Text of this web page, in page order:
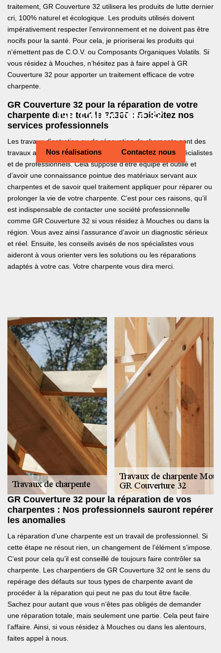
GR Couverture 32
Nos réalisations Contactez nous
traitement, GR Couverture 32 utilisera les produits de lutte dernier
cri, 100% naturel et écologique. Les produits utilisés doivent
impérativement respecter l’environnement et ne doivent pas être
nocifs pour la santé. Pour cela, je prioriserai les produits qui
n'émettent pas de C.O.V. ou Composants Organiques Volatils. Si
vous résidez à Mouches, n’hésitez pas à faire appel à GR
Couverture 32 pour apporter un traitement efficace de votre
charpente.
GR Couverture 32 pour la réparation de votre
charpente dans tout le 32300 : Sollicitez nos
services professionnels
Les travaux d’entretien ou de rénovation de charpente sont des
travaux assez délicats et ils imposent l’intervention de spécialistes
et de professionnels. Cela suppose d’être équipé et outillé et
d’avoir une connaissance pointue des matériaux servant aux
charpentes et de savoir quel traitement appliquer pour réparer ou
prolonger la vie de votre charpente. C’est pour ces raisons, qu’il
est indispensable de contacter une société professionnelle
comme GR Couverture 32 si vous résidez à Mouches ou dans la
région. Vous avez ainsi l’assurance d’avoir un diagnostic sérieux
et réel. Ensuite, les conseils avisés de nos spécialistes vous
aideront à vous orienter vers les solutions ou les réparations
adaptés à votre cas. Votre charpente vous dira merci.
GR Couverture 32 pour la réparation de vos
charpentes : Nos professionnels sauront repérer
les anomalies
La réparation d’une charpente est un travail de professionnel. Si
cette étape ne résout rien, un changement de l’élément s’impose.
C’est pour cela qu’il est conseillé de toujours faire contrôler sa
charpente. Les charpentiers de GR Couverture 32 ont le sens du
repérage des défauts sur tous types de charpente avant de
procéder à la réparation qui peut ne pas du tout être facile.
Sachez pour autant que vous n’êtes pas obligés de demander
une réparation totale, mais seulement une partie. Cela peut faire
l’affaire. Ainsi, si vous résidez à Mouches ou dans les alentours,
faites appel à nous.